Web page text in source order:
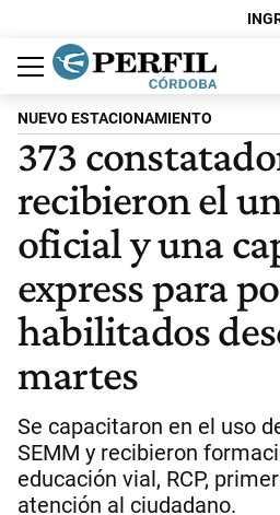
Política
Economía
Judiciales
Sociedad
Cultura
Espectáculos
Deportes
Protagonistas
NUEVO ESTACIONAMIENTO
373
recibieron el
oficial y una
express para
habilitados
martes
Se capacitaron en el uso
SEMM y recibieron
educación vial, RCP,
atención al ciudadano.